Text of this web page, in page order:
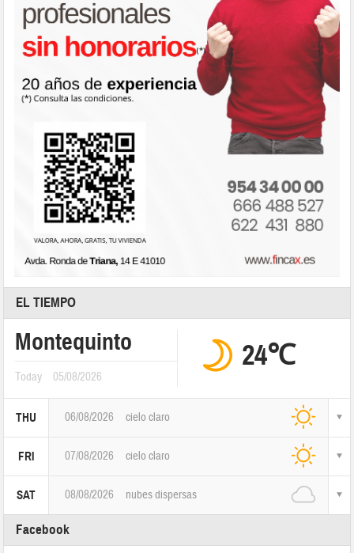
EL TIEMPO
Montequinto
Today 05/08/2026
24℃
THU 06/08/2026 cielo claro
FRI 07/08/2026 cielo claro
SAT 08/08/2026 nubes dispersas
Facebook